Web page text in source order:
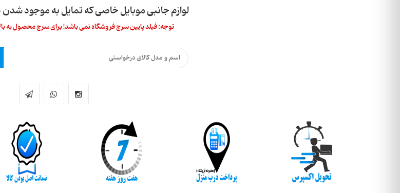
لوازم جانبی موبایل خاصی که تمایل به موجود شدن
توجه: فیلد پایین سرچ فروشگاه نمی باشد! برای سرچ محصول به